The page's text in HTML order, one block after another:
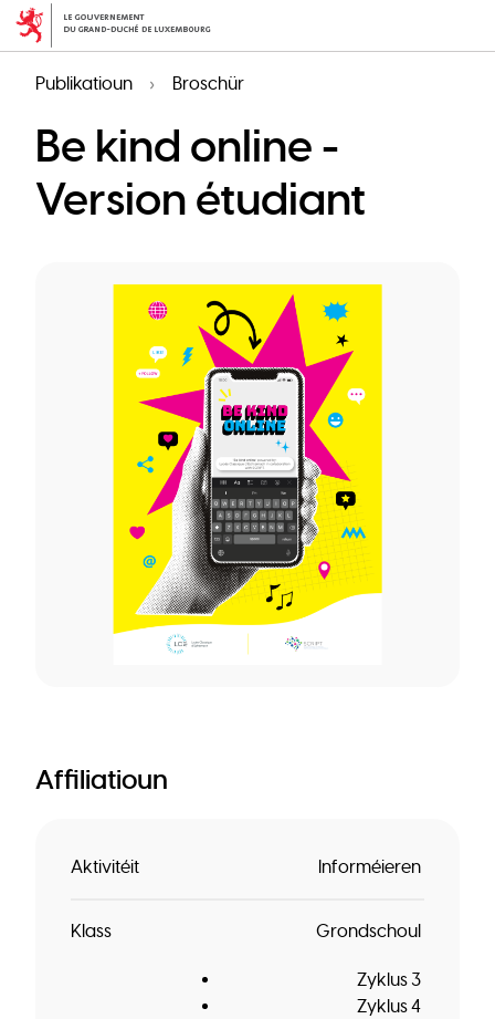
Skip
contentPublikatioun Broschür
Be kind online -
Version étudiant
Affiliatioun
Aktivitéit Informéieren
Klass Grondschoul
Zyklus 3
Zyklus 4